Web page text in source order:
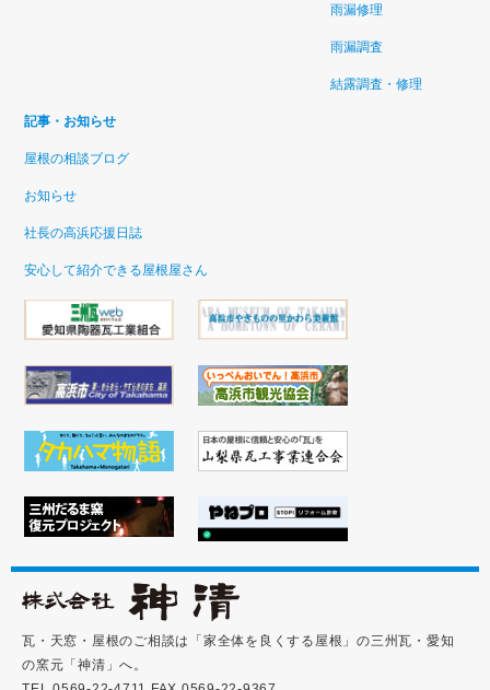
雨漏修理
雨漏調査
結露調査・修理
記事・お知らせ
屋根の相談ブログ
お知らせ
社長の高浜応援日誌
安心して紹介できる屋根屋さん
瓦・天窓・屋根のご相談は「家全体を良くする屋根」の三州瓦・愛知
の窯元「神清」へ。